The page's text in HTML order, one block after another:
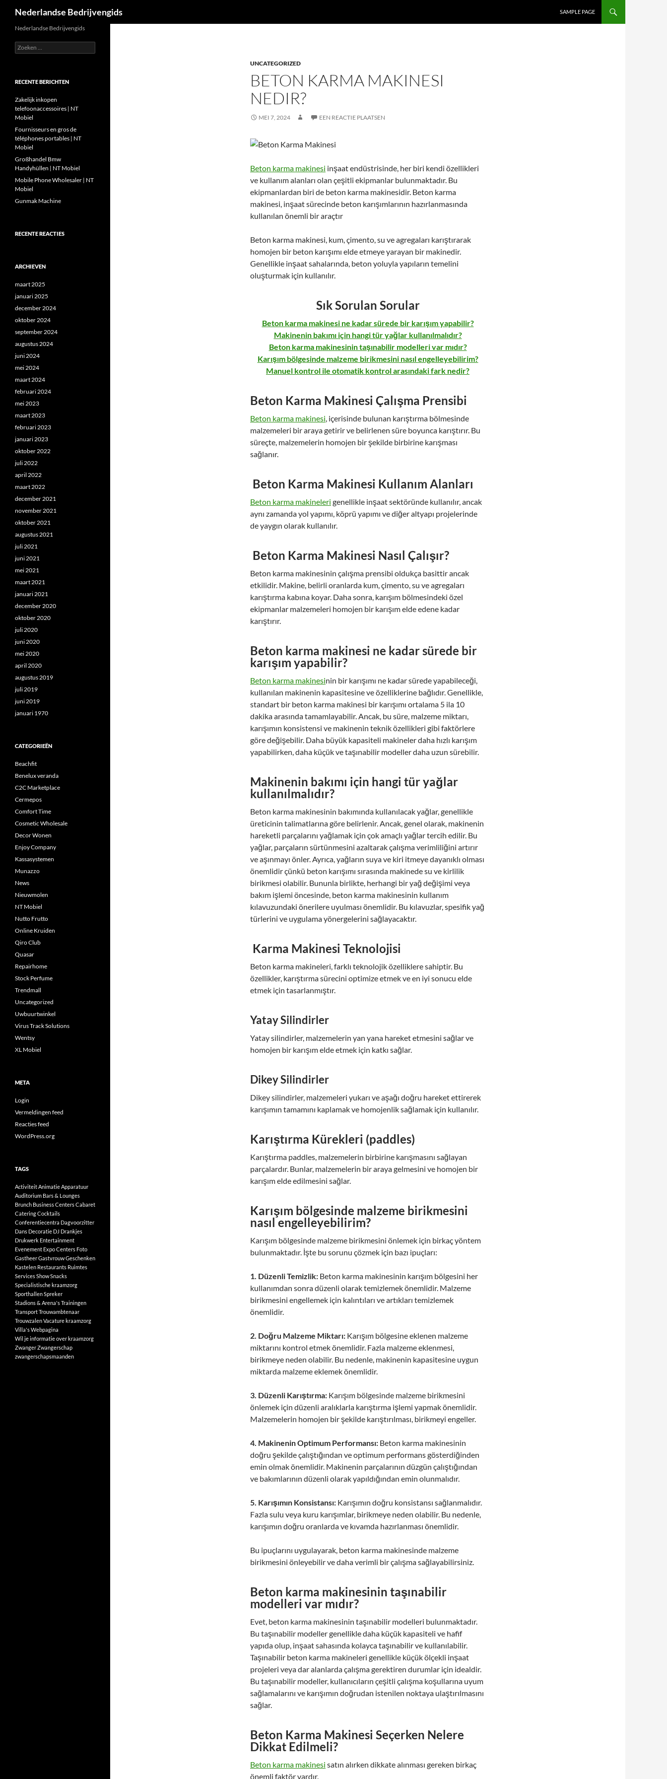
Nederlandse Bedrijvengids SAMPLE PAGE
UNCATEGORIZED
BETON KARMA MAKINESI
NEDIR?
MEI 7, 2024 EEN REACTIE PLAATSEN
Beton karma makinesi inşaat endüstrisinde, her biri kendi özellikleri
ve kullanım alanları olan çeşitli ekipmanlar bulunmaktadır. Bu
ekipmanlardan biri de beton karma makinesidir. Beton karma
makinesi, inşaat sürecinde beton karışımlarının hazırlanmasında
kullanılan önemli bir araçtır
Beton karma makinesi, kum, çimento, su ve agregaları karıştırarak
homojen bir beton karışımı elde etmeye yarayan bir makinedir.
Genellikle inşaat sahalarında, beton yoluyla yapıların temelini
oluşturmak için kullanılır.
Sık Sorulan Sorular
Beton karma makinesi ne kadar sürede bir karışım yapabilir?
Makinenin bakımı için hangi tür yağlar kullanılmalıdır?
Beton karma makinesinin taşınabilir modelleri var mıdır?
Karışım bölgesinde malzeme birikmesini nasıl engelleyebilirim?
Manuel kontrol ile otomatik kontrol arasındaki fark nedir?
Beton Karma Makinesi Çalışma Prensibi
Beton karma makinesi, içerisinde bulunan karıştırma bölmesinde
malzemeleri bir araya getirir ve belirlenen süre boyunca karıştırır. Bu
süreçte, malzemelerin homojen bir şekilde birbirine karışması
sağlanır.
Beton Karma Makinesi Kullanım Alanları
Beton karma makineleri genellikle inşaat sektöründe kullanılır, ancak
aynı zamanda yol yapımı, köprü yapımı ve diğer altyapı projelerinde
de yaygın olarak kullanılır.
Beton Karma Makinesi Nasıl Çalışır?
Beton karma makinesinin çalışma prensibi oldukça basittir ancak
etkilidir. Makine, belirli oranlarda kum, çimento, su ve agregaları
karıştırma kabına koyar. Daha sonra, karışım bölmesindeki özel
ekipmanlar malzemeleri homojen bir karışım elde edene kadar
karıştırır.
Beton karma makinesi ne kadar sürede bir
karışım yapabilir?
Beton karma makinesinin bir karışımı ne kadar sürede yapabileceği,
kullanılan makinenin kapasitesine ve özelliklerine bağlıdır. Genellikle,
standart bir beton karma makinesi bir karışımı ortalama 5 ila 10
dakika arasında tamamlayabilir. Ancak, bu süre, malzeme miktarı,
karışımın konsistensi ve makinenin teknik özellikleri gibi faktörlere
göre değişebilir. Daha büyük kapasiteli makineler daha hızlı karışım
yapabilirken, daha küçük ve taşınabilir modeller daha uzun sürebilir.
Makinenin bakımı için hangi tür yağlar
kullanılmalıdır?
Beton karma makinesinin bakımında kullanılacak yağlar, genellikle
üreticinin talimatlarına göre belirlenir. Ancak, genel olarak, makinenin
hareketli parçalarını yağlamak için çok amaçlı yağlar tercih edilir. Bu
yağlar, parçaların sürtünmesini azaltarak çalışma verimliliğini artırır
ve aşınmayı önler. Ayrıca, yağların suya ve kiri itmeye dayanıklı olması
önemlidir çünkü beton karışımı sırasında makinede su ve kirlilik
birikmesi olabilir. Bununla birlikte, herhangi bir yağ değişimi veya
bakım işlemi öncesinde, beton karma makinesinin kullanım
kılavuzundaki önerilere uyulması önemlidir. Bu kılavuzlar, spesifik yağ
türlerini ve uygulama yönergelerini sağlayacaktır.
Karma Makinesi Teknolojisi
Beton karma makineleri, farklı teknolojik özelliklere sahiptir. Bu
özellikler, karıştırma sürecini optimize etmek ve en iyi sonucu elde
etmek için tasarlanmıştır.
Yatay Silindirler
Yatay silindirler, malzemelerin yan yana hareket etmesini sağlar ve
homojen bir karışım elde etmek için katkı sağlar.
Dikey Silindirler
Dikey silindirler, malzemeleri yukarı ve aşağı doğru hareket ettirerek
karışımın tamamını kaplamak ve homojenlik sağlamak için kullanılır.
Karıştırma Kürekleri (paddles)
Karıştırma paddles, malzemelerin birbirine karışmasını sağlayan
parçalardır. Bunlar, malzemelerin bir araya gelmesini ve homojen bir
karışım elde edilmesini sağlar.
Karışım bölgesinde malzeme birikmesini
nasıl engelleyebilirim?
Karışım bölgesinde malzeme birikmesini önlemek için birkaç yöntem
bulunmaktadır. İşte bu sorunu çözmek için bazı ipuçları:
1. Düzenli Temizlik: Beton karma makinesinin karışım bölgesini her
kullanımdan sonra düzenli olarak temizlemek önemlidir. Malzeme
birikmesini engellemek için kalıntıları ve artıkları temizlemek
önemlidir.
2. Doğru Malzeme Miktarı: Karışım bölgesine eklenen malzeme
miktarını kontrol etmek önemlidir. Fazla malzeme eklenmesi,
birikmeye neden olabilir. Bu nedenle, makinenin kapasitesine uygun
miktarda malzeme eklemek önemlidir.
3. Düzenli Karıştırma: Karışım bölgesinde malzeme birikmesini
önlemek için düzenli aralıklarla karıştırma işlemi yapmak önemlidir.
Malzemelerin homojen bir şekilde karıştırılması, birikmeyi engeller.
4. Makinenin Optimum Performansı: Beton karma makinesinin
doğru şekilde çalıştığından ve optimum performans gösterdiğinden
emin olmak önemlidir. Makinenin parçalarının düzgün çalıştığından
ve bakımlarının düzenli olarak yapıldığından emin olunmalıdır.
5. Karışımın Konsistansı: Karışımın doğru konsistansı sağlanmalıdır.
Fazla sulu veya kuru karışımlar, birikmeye neden olabilir. Bu nedenle,
karışımın doğru oranlarda ve kıvamda hazırlanması önemlidir.
Bu ipuçlarını uygulayarak, beton karma makinesinde malzeme
birikmesini önleyebilir ve daha verimli bir çalışma sağlayabilirsiniz.
Beton karma makinesinin taşınabilir
modelleri var mıdır?
Evet, beton karma makinesinin taşınabilir modelleri bulunmaktadır.
Bu taşınabilir modeller genellikle daha küçük kapasiteli ve hafif
yapıda olup, inşaat sahasında kolayca taşınabilir ve kullanılabilir.
Taşınabilir beton karma makineleri genellikle küçük ölçekli inşaat
projeleri veya dar alanlarda çalışma gerektiren durumlar için idealdir.
Bu taşınabilir modeller, kullanıcıların çeşitli çalışma koşullarına uyum
sağlamalarını ve karışımın doğrudan istenilen noktaya ulaştırılmasını
sağlar.
Beton Karma Makinesi Seçerken Nelere
Dikkat Edilmeli?
Beton karma makinesi satın alırken dikkate alınması gereken birkaç
önemli faktör vardır.
Nederlandse Bedrijvengids
Zoeken
naar:
RECENTE BERICHTEN
Zakelijk inkopen
telefoonaccessoires | NT
Mobiel
Fournisseurs en gros de
téléphones portables | NT
Mobiel
Großhandel Bmw
Handyhüllen | NT Mobiel
Mobile Phone Wholesaler | NT
Mobiel
Gunmak Machine
RECENTE REACTIES
ARCHIEVEN
maart 2025
januari 2025
december 2024
oktober 2024
september 2024
augustus 2024
juni 2024
mei 2024
maart 2024
februari 2024
mei 2023
maart 2023
februari 2023
januari 2023
oktober 2022
juli 2022
april 2022
maart 2022
december 2021
november 2021
oktober 2021
augustus 2021
juli 2021
juni 2021
mei 2021
maart 2021
januari 2021
december 2020
oktober 2020
juli 2020
juni 2020
mei 2020
april 2020
augustus 2019
juli 2019
juni 2019
januari 1970
CATEGORIEËN
Beachfit
Benelux veranda
C2C Marketplace
Cermepos
Comfort Time
Cosmetic Wholesale
Decor Wonen
Enjoy Company
Kassasystemen
Munazzo
News
Nieuwmolen
NT Mobiel
Nutto Frutto
Online Kruiden
Qiro Club
Quasar
Repairhome
Stock Perfume
Trendmall
Uncategorized
Uwbuurtwinkel
Virus Track Solutions
Wentsy
XL Mobiel
META
Login
Vermeldingen feed
Reacties feed
WordPress.org
TAGS
ActiviteitAnimatieApparatuur
Auditorium Bars & Lounges
Brunch Business CentersCabaret
CateringCocktails
Conferentiecentra Dagvoorzitter
Dans Decoratie DJ Drankjes
Drukwerk Entertainment
Evenement Expo Centers Foto
GastheerGastvrouwGeschenken
Kastelen Restaurants Ruimtes
ServicesShowSnacks
Specialistische kraamzorg
SporthallenSpreker
Stadions & Arena'sTrainingen
TransportTrouwambtenaar
TrouwzalenVacature kraamzorg
Villa'sWebpagina
Wil je informatie over kraamzorg
ZwangerZwangerschap
zwangerschapsmaanden